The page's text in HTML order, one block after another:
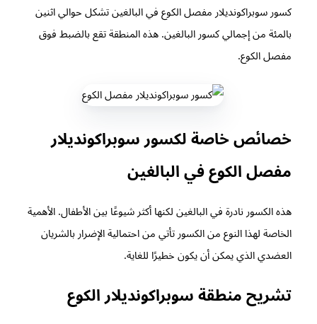
كسور سوبراكونديلار مفصل الكوع في البالغين تشكل حوالي اثنين
بالمئة من إجمالي كسور البالغين. هذه المنطقة تقع بالضبط فوق
مفصل الكوع.
خصائص خاصة لكسور سوبراكونديلار
مفصل الكوع في البالغين
هذه الكسور نادرة في البالغين لكنها أكثر شيوعًا بين الأطفال. الأهمية
الخاصة لهذا النوع من الكسور تأتي من احتمالية الإضرار بالشريان
العضدي الذي يمكن أن يكون خطيرًا للغاية.
تشريح منطقة سوبراكونديلار الكوع